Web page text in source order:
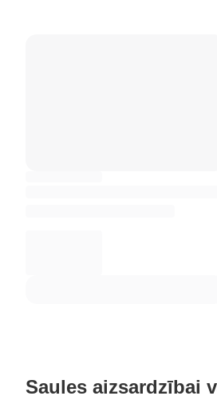
Saules aizsardzībai